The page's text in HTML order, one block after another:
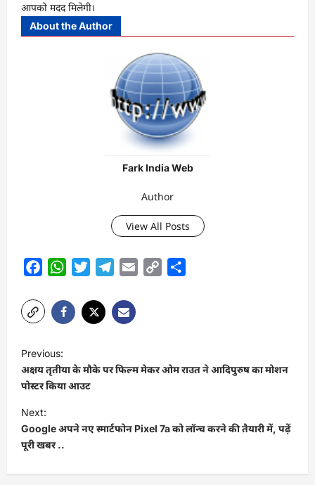
आपको मदद मिलेगी।
About the Author
Fark India Web
Author
View All Posts
FacebookWhatsAppTwitterTelegram
Email
Copy
o
s
t
n
a
v
Previous:
अक्षय तृतीया के मौके पर फिल्म मेकर ओम राउत ने आदिपुरुष का मोशन
पोस्टर किया आउट
Next:
Google अपने नए स्मार्टफोन Pixel 7a को लॉन्च करने की तैयारी में, पढ़ें
पूरी खबर ..